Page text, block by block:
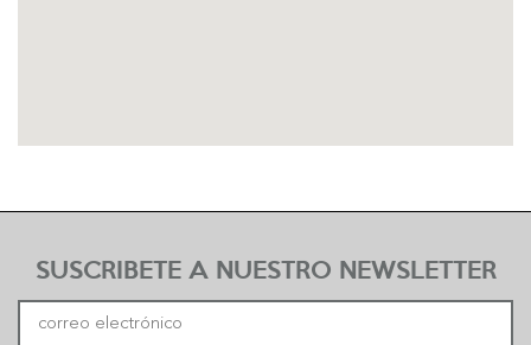
SUSCRIBETE A NUESTRO NEWSLETTER